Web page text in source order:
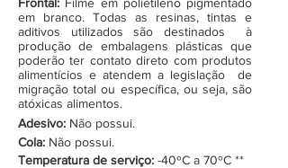
em branco. Todas as resinas, tintas e
aditivos utilizados são destinados à
produção de embalagens plásticas que
poderão ter contato direto com produtos
alimentícios e atendem a legislação de
migração total ou específica, ou seja, são
atóxicas alimentos.
Adesivo: Não possui.
Cola: Não possui.
Temperatura de serviço: -40ºC a 70ºC **